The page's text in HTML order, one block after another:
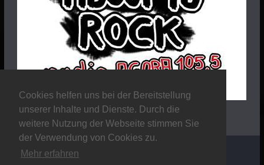
Cookies helfen uns bei der Bereitstellung
unserer Inhalte und Dienste. Durch die
weitere Nutzung der Webseite stimmen Sie
der Verwendung von Cookies zu.
Mehr erfahren
Copyright © 2026